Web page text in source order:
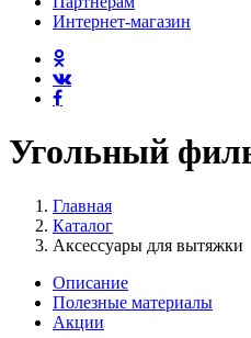
Интернет-магазин
Угольный
Главная
Каталог
Аксессуары для вытяжки
Описание
Полезные материалы
Акции